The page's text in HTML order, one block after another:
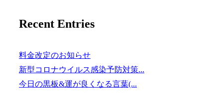
Recent Entries
料金改定のお知らせ
新型コロナウイルス感染予防対策...
今日の黒板&運が良くなる言葉(...